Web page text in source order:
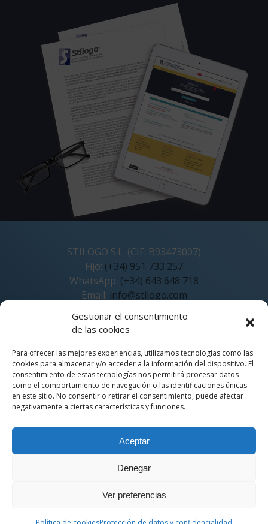
Gestionar el consentimiento
de las cookies
Para ofrecer las mejores experiencias, utilizamos tecnologías como las
cookies para almacenar y/o acceder a la información del dispositivo. El
consentimiento de estas tecnologías nos permitirá procesar datos
como el comportamiento de navegación o las identificaciones únicas
en este sitio. No consentir o retirar el consentimiento, puede afectar
negativamente a ciertas características y funciones.
Aceptar
Denegar
Ver preferencias
STILOGO S.L. (CIF: B93473007)
Fijo: (+34) 951 733 257
WhatsApp: (+34) 643 648 718
Email: info@stilogo.com
Stíblogo
Socios fundadores
Mapa web
Protección de datos y confidencialidad
Política de cookies (UE)
Política de calidad
Aviso legal
desarrollado (of course!) por